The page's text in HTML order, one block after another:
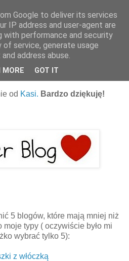
od Kasi. Bardzo dziękuję!
5 blogów, które mają mniej niż
moje typy ( oczywiście było mi
wybrać tylko 5):
z włóczką
Google to deliver its services
IP address and user-agent are
with performance and security
service, generate usage
address abuse.
MORE GOT IT